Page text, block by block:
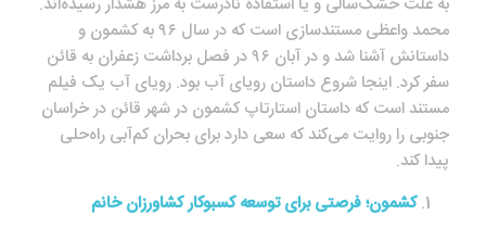
محمد واعظی مستندسازی است که در سال ۹۶ به کشمون و
داستانش آشنا شد و در آبان ۹۶ در فصل برداشت زعفران به قائن
سفر کرد. اینجا شروع داستان رویای آب بود. رویای آب یک فیلم
مستند است که داستان استارتاپ کشمون در شهر قائن در خراسان
جنوبی را روایت می‌کند که سعی دارد برای بحران کم‌آبی راه‌حلی
پیدا کند.
کشمون؛ فرصتی برای توسعه کسب‎وکار کشاورزان خانم